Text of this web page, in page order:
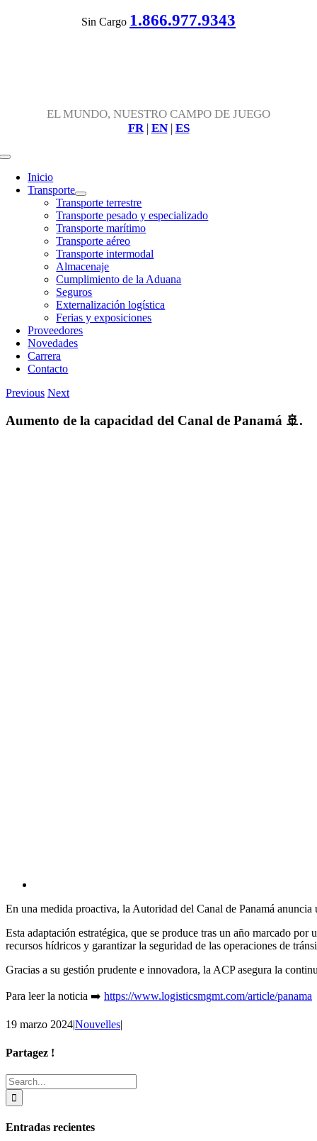
Sin Cargo 1.866.977.9343
EL MUNDO, NUESTRO CAMPO DE JUEGO
FR| EN| ES
Toggle
Navigation
Inicio
Transporte
Transporte terrestre
Transporte pesado y especializado
Transporte marítimo
Transporte aéreo
Transporte intermodal
Almacenaje
Cumplimiento de la Aduana
Seguros
Externalización logística
Ferias y exposiciones
Proveedores
Novedades
Carrera
Contacto
Previous Next
Aumento de la capacidad del Canal de Panamá 🚢.
En una medida proactiva, la Autoridad del Canal de Panamá
Esta adaptación estratégica, que se produce tras un año marcado
recursos hídricos y garantizar la seguridad de las operaciones de
Gracias a su gestión prudente e innovadora, la ACP asegura la
Para leer la noticia ➡️ https://www.logisticsmgmt.com/article/panama
19 marzo 2024|Nouvelles|
Partagez !
Facebook
X
Reddit
LinkedIn
Tumblr
Pinterest
Email
Search
for:
Entradas recientes